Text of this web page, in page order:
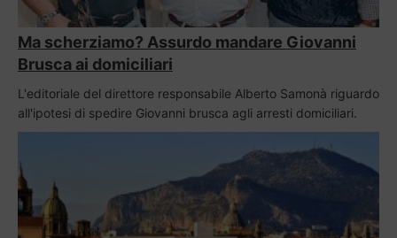
Ma scherziamo? Assurdo mandare Giovanni
Brusca ai domiciliari
L'editoriale del direttore responsabile Alberto Samonà riguardo
all'ipotesi di spedire Giovanni brusca agli arresti domiciliari.